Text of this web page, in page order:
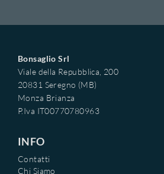
Bonsaglio Srl
Viale della Repubblica, 200
20831 Seregno (MB)
Monza Brianza
P.Iva IT00770780963
INFO
Contatti
Chi Siamo